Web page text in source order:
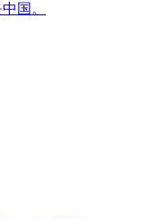
国。